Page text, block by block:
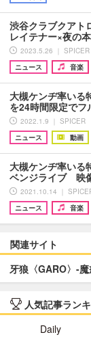
渋谷クラブクアト
レイテナー×夜の
2023.5.26 ｜ SPICER
ニュース
音楽
大槻ケンヂ率いる
を24時間限定で
2022.1.9 ｜ SPICER
ニュース
動画
大槻ケンヂ率いる
ベンジライブ 映
2021.10.14 ｜
ニュース
音楽
関連サイト
牙狼〈GARO〉-
人気記事ラン
Daily